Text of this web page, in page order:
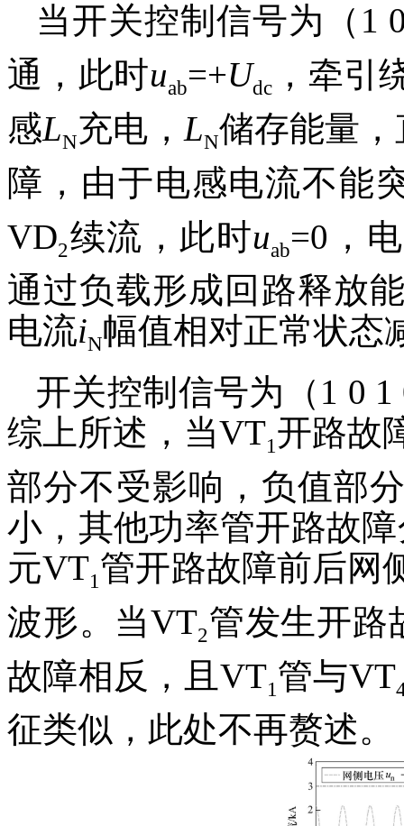
当开关控制信号为（1
通，此时uab=+Udc，牵引
感LN充电， LN储存能量
障，由于电感电流不能
VD2续流，此时uab=0，
通过负载形成回路释放
电流iN幅值相对正常状态
开关控制信号为（1 0
综上所述，当VT1 开路故
部分不受影响，负值部
小，其他功率管开路故
元VT1 管开路故障前后网
波形。当VT2管发生开路
故障相反，且VT1 管与VT
征类似，此处不再赘述。